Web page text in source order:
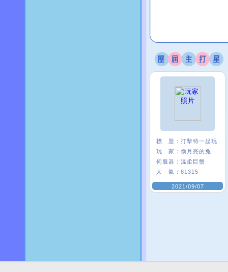
標 題： 打擊特一起玩
玩 家： 偷月亮的兔
伺服器： 溫柔巨蟹
人 氣： 81315
2021/09/07